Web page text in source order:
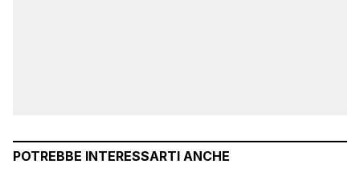
POTREBBE INTERESSARTI ANCHE